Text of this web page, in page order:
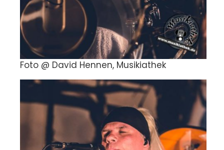
Foto @ David Hennen, Musikiathek